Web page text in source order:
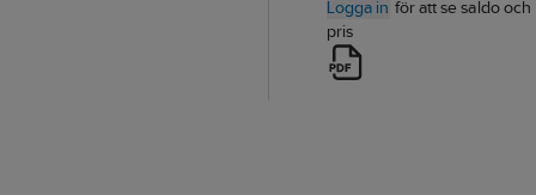
Logga in för att se saldo och
pris